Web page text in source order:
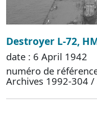
Destroyer L-72,
date : 6 April 1942
numéro de
Archives 1992-304